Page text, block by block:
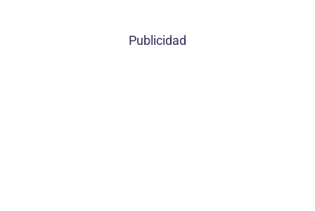
Publicidad